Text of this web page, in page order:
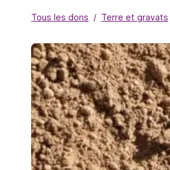
Tous les dons Terre et gravats